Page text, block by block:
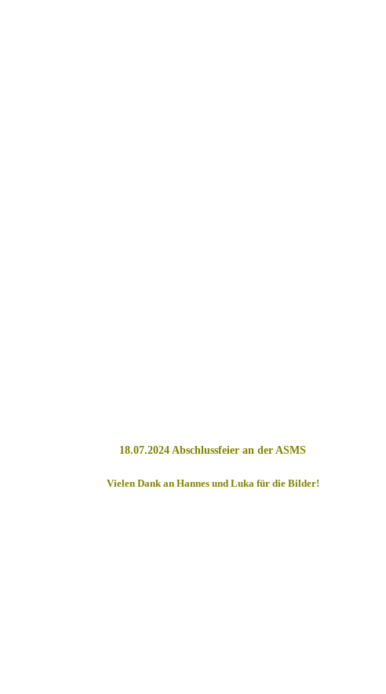
18.07.2024 Abschlussfeier an der ASMS
Vielen Dank an Hannes und Luka für die Bilder!